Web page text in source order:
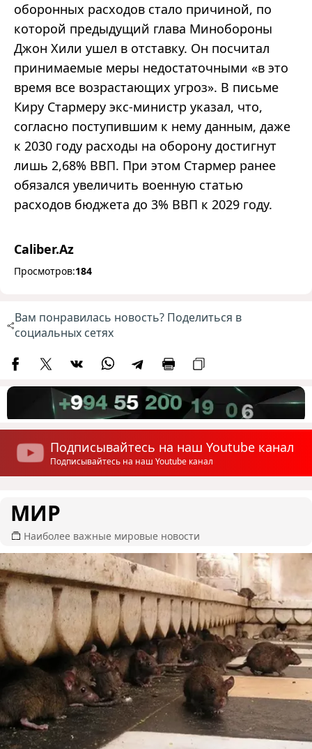
оборонных расходов стало причиной, по
которой предыдущий глава Минобороны
Джон Хили ушел в отставку. Он посчитал
принимаемые меры недостаточными «в это
время все возрастающих угроз». В письме
Киру Стармеру экс-министр указал, что,
согласно поступившим к нему данным, даже
к 2030 году расходы на оборону достигнут
лишь 2,68% ВВП. При этом Стармер ранее
обязался увеличить военную статью
расходов бюджета до 3% ВВП к 2029 году.
Caliber.Az
Просмотров:184
Вам понравилась новость? Поделиться в
социальных сетях
Подписывайтесь на наш Youtube канал
Подписывайтесь на наш Youtube канал
МИР
Наиболее важные мировые новости